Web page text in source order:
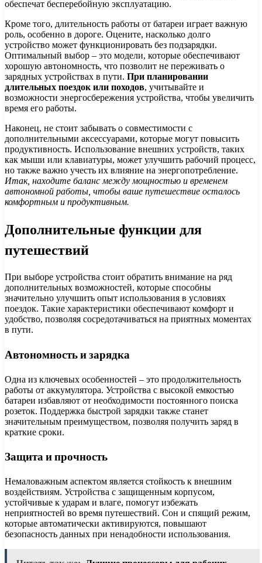
обеспечат бесперебойную эксплуатацию.
Кроме того, длительность работы от батареи играет важную
роль, особенно в дороге. Оцените, насколько долго
устройство может функционировать без подзарядки.
Оптимальный выбор – это модели, которые обеспечивают
хорошую автономность, что позволит не переживать о
зарядных устройствах в пути. При планировании
длительных поездок или походов, учитывайте и
возможности энергосбережения устройства, чтобы увеличить
время его работы.
Наконец, не стоит забывать о совместимости с
дополнительными аксессуарами, которые могут повысить
продуктивность. Использование внешних устройств, таких
как мыши или клавиатуры, может улучшить рабочий процесс,
но также важно учесть их влияние на энергопотребление.
Итак, находите баланс между мощностью и временем
автономной работы, чтобы ваше путешествие осталось
комфортным и продуктивным.
Дополнительные функции для
путешествий
При выборе устройства стоит обратить внимание на ряд
дополнительных возможностей, которые способны
значительно улучшить опыт использования в условиях
поездок. Такие характеристики обеспечивают комфорт и
удобство, позволяя сосредотачиваться на приятных моментах
в пути.
Автономность и зарядка
Одна из ключевых особенностей – это продолжительность
работы от аккумулятора. Устройства с высокой емкостью
батареи избавляют от необходимости постоянного поиска
розеток. Поддержка быстрой зарядки также станет
значительным преимуществом, позволяя получить заряд в
краткие сроки.
Защита и прочность
Немаловажным аспектом является стойкость к внешним
воздействиям. Устройства с защищенным корпусом,
устойчивые к ударам и влаге, помогут избежать
неприятностей во время путешествий. Сон и спящий режим,
которые автоматически активируются, повышают
безопасность данных при ненадобности использования.